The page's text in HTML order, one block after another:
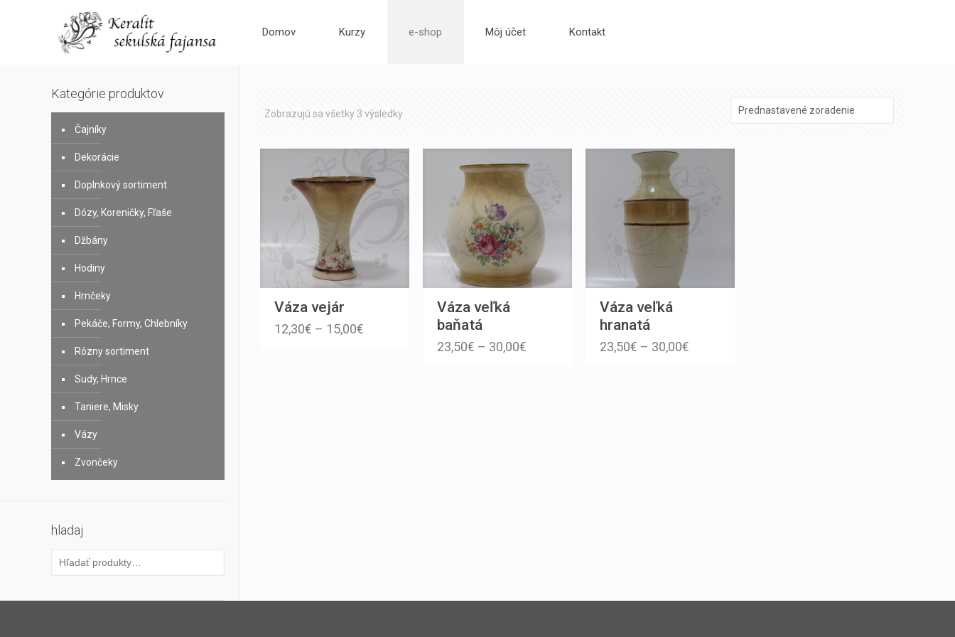
Domov Kurzy e-shop Môj účet Kontakt
Zobrazujú sa všetky 3 výsledky
Váza vejár
12,30€ – 15,00€
Váza veľká
baňatá
23,50€ – 30,00€
Váza veľká
hranatá
23,50€ – 30,00€
Kategórie produktov
Čajníky
Dekorácie
Doplnkový sortiment
Dózy, Koreničky, Fľaše
Džbány
Hodiny
Hrnčeky
Pekáče, Formy, Chlebníky
Rôzny sortiment
Sudy, Hrnce
Taniere, Misky
Vázy
Zvončeky
hladaj